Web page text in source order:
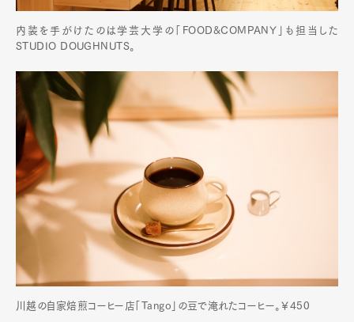
内装を手がけたのは学芸大学の「FOOD&COMPANY」も担当した
STUDIO DOUGHNUTS。
川越の自家焙煎コーヒー店「Tango」の豆で淹れたコーヒー。￥450